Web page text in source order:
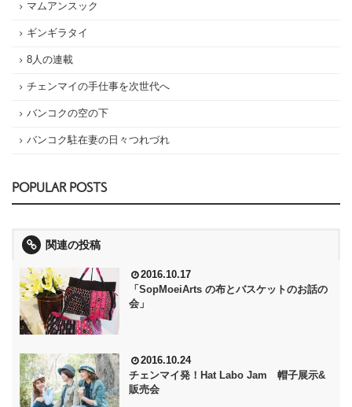
マムアンスック
ギンギラタイ
8人の連載
チェンマイの手仕事を次世代へ
バンコクの空の下
バンコク駐在妻の日々つれづれ
POPULAR POSTS
関連の投稿
2016.10.17
「SopMoeiArts の布とバスケットのお話の
会」
2016.10.24
チェンマイ発！Hat Labo Jam 帽子展示&
販売会